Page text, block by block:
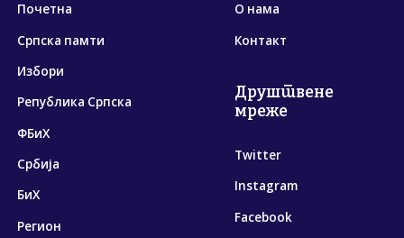
Почетна
Српска памти
Избори
Република Српска
ФБиХ
Србија
БиХ
Регион
О нама
Контакт
Друштвене
мреже
Twitter
Instagram
Facebook